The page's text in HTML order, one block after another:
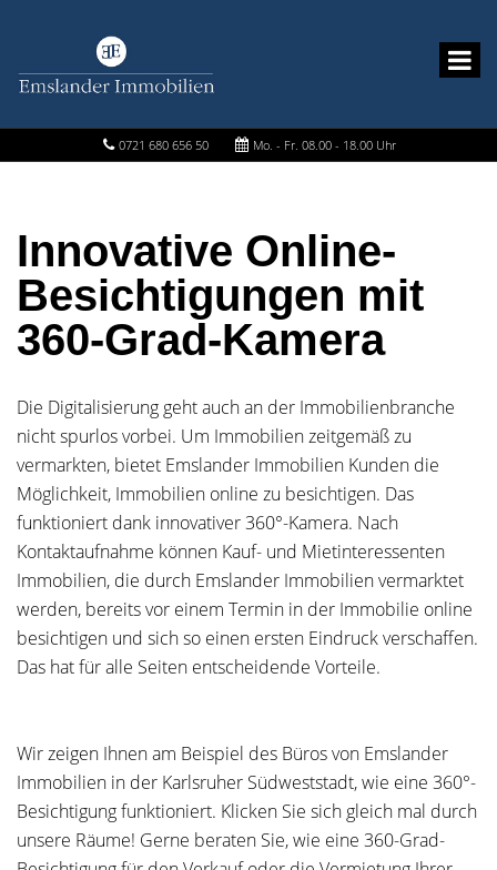
0721 680 656 50 Mo. - Fr. 08.00 - 18.00 Uhr
Innovative Online-
Besichtigungen mit
360-Grad-Kamera
Die Digitalisierung geht auch an der Immobilienbranche
nicht spurlos vorbei. Um Immobilien zeitgemäß zu
vermarkten, bietet Emslander Immobilien Kunden die
Möglichkeit, Immobilien online zu besichtigen. Das
funktioniert dank innovativer 360°-Kamera. Nach
Kontaktaufnahme können Kauf- und Mietinteressenten
Immobilien, die durch Emslander Immobilien vermarktet
werden, bereits vor einem Termin in der Immobilie online
besichtigen und sich so einen ersten Eindruck verschaffen.
Das hat für alle Seiten entscheidende Vorteile.
Wir zeigen Ihnen am Beispiel des Büros von Emslander
Immobilien in der Karlsruher Südweststadt, wie eine 360°-
Besichtigung funktioniert. Klicken Sie sich gleich mal durch
unsere Räume! Gerne beraten Sie, wie eine 360-Grad-